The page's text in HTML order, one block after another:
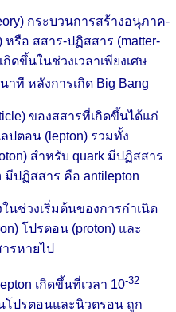
กระบวนการสร้างอนุภาค-
รือ สสาร-ปฏิสสาร (matter-
ดขึ้นในช่วงเวลาเพียงเศษ
าที หลังการเกิด Big Bang
ของสสารที่เกิดขึ้นได้แก่
ปตอน (lepton) รวมทั้ง
สำหรับ quark มีปฏิสสาร
มีปฏิสสาร คือ antilepton
นช่วงเริ่มต้นของการกำเนิด
โปรตอน (proton) และ
รหายไป
เกิดขึ้นที่เวลา 10-32
โปรตอนและนิวตรอน ถูก